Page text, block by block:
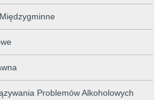
Problemów Alkoholowych